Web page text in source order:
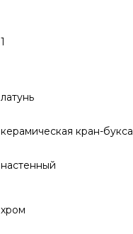
1
латунь
керамическая кран-букса
настенный
хром